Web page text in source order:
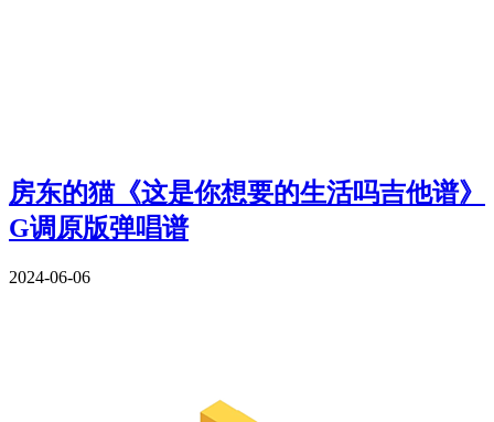
房东的猫《这是你想要的生活吗吉他谱》
G调原版弹唱谱
2024-06-06